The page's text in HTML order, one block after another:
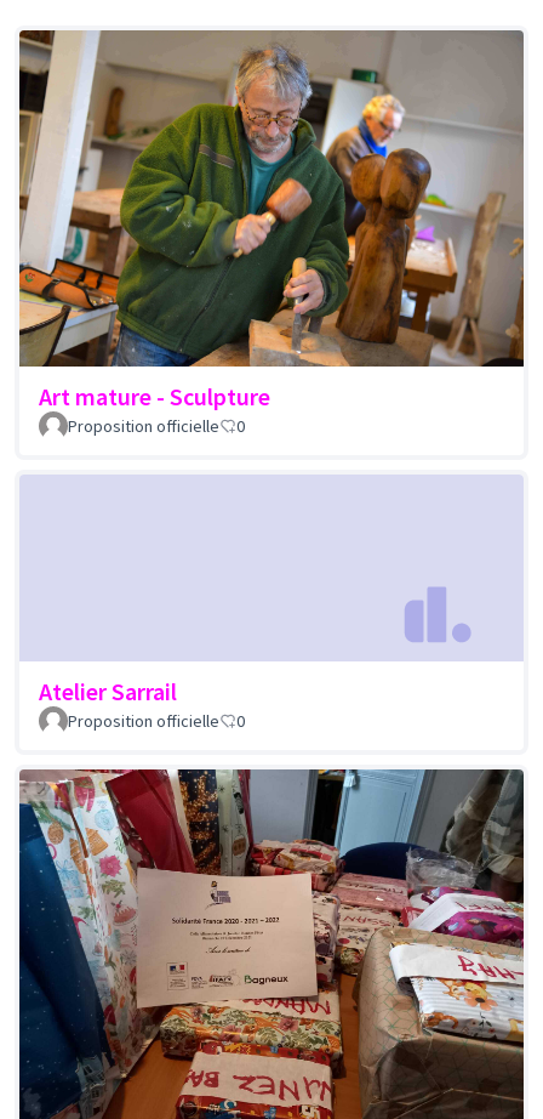
Art mature - Sculpture
Proposition officielle 0
Atelier Sarrail
Proposition officielle 0